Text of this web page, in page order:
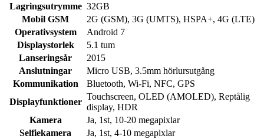
Lagringsutrymme 32GB
Mobil GSM
2G (GSM), 3G (UMTS), HSPA+, 4G (LTE)
Operativsystem
Android 7
Displaystorlek
5.1 tum
Lanseringsår
2015
Anslutningar
Micro USB, 3.5mm hörlursutgång
Kommunikation
Bluetooth, Wi-Fi, NFC, GPS
Displayfunktioner
Touchscreen, OLED (AMOLED), Reptålig
display, HDR
Kamera
Ja, 1st, 10-20 megapixlar
Selfiekamera
Ja, 1st, 4-10 megapixlar